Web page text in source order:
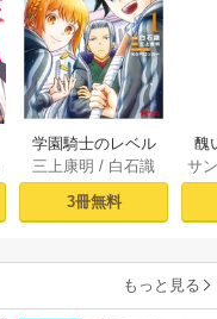
学園騎士のレベル
アップ！レベル100
0超えの転生者、落
ちこぼれクラスに
（コミック） ： 1
三上康明 / 白石識
3冊無料
醜
同
サ
もっと見る